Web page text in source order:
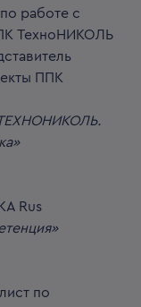
работе с
ТехноНИКОЛЬ
ППК
ТЕХНОНИКОЛЬ.
Rus
по